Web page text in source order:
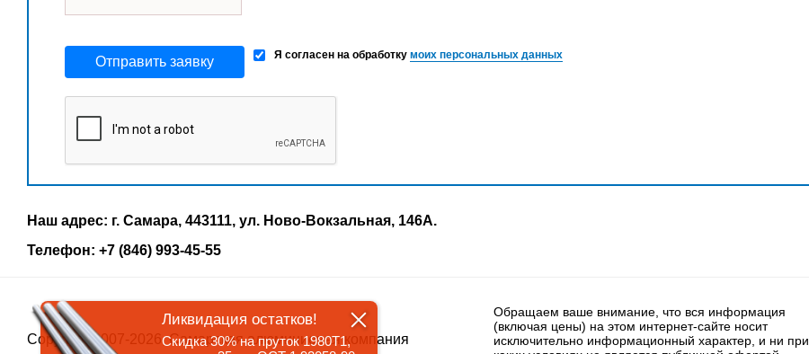
Отправить заявку Я согласен на обработку моих персональных данных
Наш адрес: г. Самара, 443111, ул. Ново-Вокзальная, 146А.
Телефон: +7 (846) 993-45-55
Copyrigth 2007-2026, Самарская алюминиевая компания
Обращаем ваше внимание, что вся информация
(включая цены) на этом интернет-сайте носит
исключительно информационный характер, и ни при
Ликвидация остатков!
Скидка 30% на пруток 1980Т1,